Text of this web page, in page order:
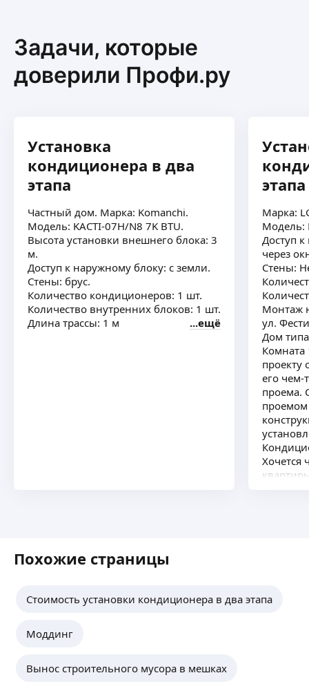
установки кондиционера
(желательно, по потолку, чтобы
потом провод скрыть под натяжным).
работ, поэтому монтаж хочется
осуществить в 2 этапа, штробу на
стене внутри квартиры хотелось бы
минимально возможную, основную
стороне дома (тут нужен ваш совет
как лучше сделать). Окно в комнате
прилегает вплотную к стене, на
которой собираемся вешать
кондиционер.
Внешний блок за окном хотим
поставить на виброопоры
ещё
Задачи, которые
доверили Профи.ру
Установка
кондиционера в два
этапа
Частный дом. Марка: Komanchi.
Модель: KACTI-07H/N8 7K BTU.
Высота установки внешнего блока: 3
м.
Доступ к наружному блоку: с земли.
Стены: брус.
Количество кондиционеров: 1 шт.
Количество внутренних блоков: 1 шт.
Длина трассы: 1 м
ещё
этапа
Марка:
Модель:
Доступ
через
Стены:
Монтаж
ул.
Дом
проекту
его чем-
проема.
проемом
Хочется
Похожие страницы
Стоимость установки кондиционера в два этапа
Моддинг
Вынос строительного мусора в мешках